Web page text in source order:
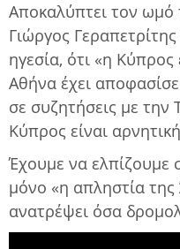
Αποκαλύπτει τον
Γιώργος
ηγεσία, ότι «η Κύπρος
Αθήνα έχει
σε συζητήσεις με την
Κύπρος είναι
Έχουμε να ελπίζουμε
μόνο «η απληστία
ανατρέψει όσα